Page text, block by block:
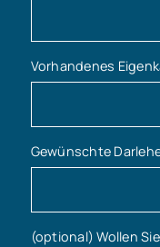
Vorhandenes
Gewünschte
(optional) Wollen